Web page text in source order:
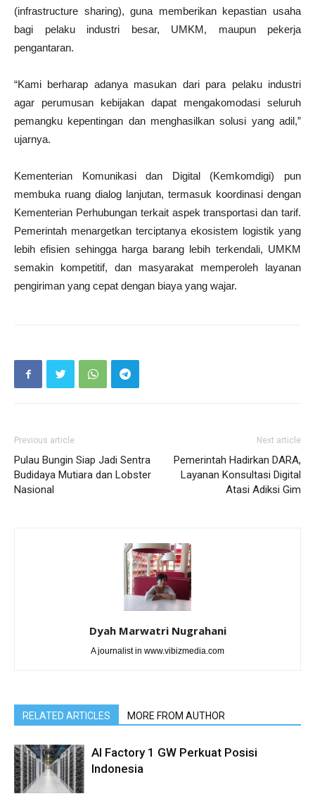
(infrastructure sharing), guna memberikan kepastian usaha
bagi pelaku industri besar, UMKM, maupun pekerja
pengantaran.
“Kami berharap adanya masukan dari para pelaku industri
agar perumusan kebijakan dapat mengakomodasi seluruh
pemangku kepentingan dan menghasilkan solusi yang adil,”
ujarnya.
Kementerian Komunikasi dan Digital (Kemkomdigi) pun
membuka ruang dialog lanjutan, termasuk koordinasi dengan
Kementerian Perhubungan terkait aspek transportasi dan tarif.
Pemerintah menargetkan terciptanya ekosistem logistik yang
lebih efisien sehingga harga barang lebih terkendali, UMKM
semakin kompetitif, dan masyarakat memperoleh layanan
pengiriman yang cepat dengan biaya yang wajar.
Previous article
Pulau Bungin Siap Jadi Sentra
Budidaya Mutiara dan Lobster
Nasional
Next article
Pemerintah Hadirkan DARA,
Layanan Konsultasi Digital
Atasi Adiksi Gim
Dyah Marwatri Nugrahani
A journalist in www.vibizmedia.com
RELATED ARTICLES MORE FROM AUTHOR
AI Factory 1 GW Perkuat Posisi
Indonesia